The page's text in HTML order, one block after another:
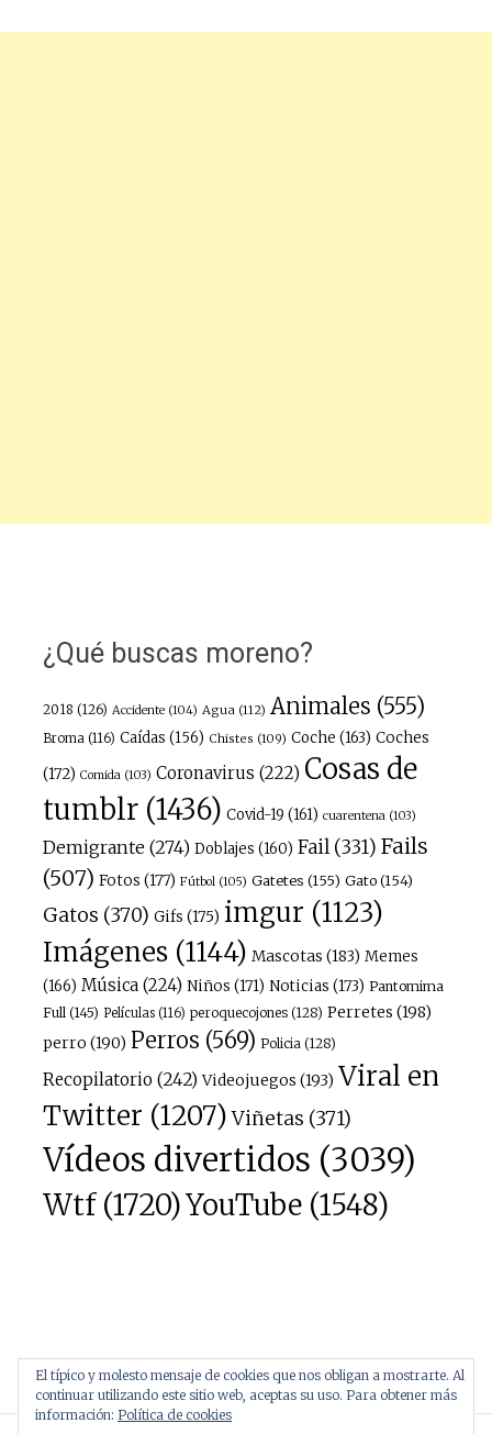
¿Qué buscas moreno?
2018 (126) Accidente(104) Agua (112) Animales (555)
Broma (116) Caídas (156) Chistes (109) Coche (163) Coches
(172) Comida(103) Coronavirus (222) Cosas de
tumblr(1436) Covid-19 (161) cuarentena(103)
Demigrante(274) Doblajes (160) Fail(331) Fails
(507) Fotos (177) Fútbol (105) Gatetes (155) Gato(154)
Gatos (370) Gifs (175) imgur (1123)
Imágenes(1144) Mascotas (183) Memes
(166) Música (224) Niños (171) Noticias (173) Pantomima
Full (145) Películas(116) peroquecojones(128) Perretes (198)
perro (190) Perros (569) Policia (128)
Recopilatorio (242) Videojuegos (193) Viral en
Twitter (1207) Viñetas (371)
Vídeos divertidos (3039)
Wtf(1720)YouTube(1548)
El típico y molesto mensaje de cookies que nos obligan a mostrarte. Al
continuar utilizando este sitio web, aceptas su uso. Para obtener más
información: Política de cookies